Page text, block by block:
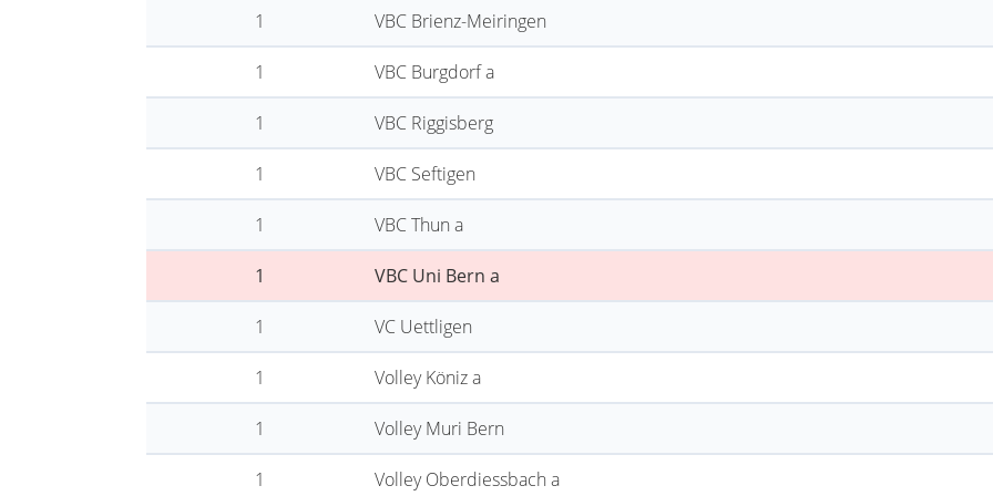
1 VBC Brienz-Meiringen
1 VBC Burgdorf a
1 VBC Riggisberg
1 VBC Seftigen
1 VBC Thun a
1 VBC Uni Bern a
1 VC Uettligen
1 Volley Köniz a
1 Volley Muri Bern
1 Volley Oberdiessbach a